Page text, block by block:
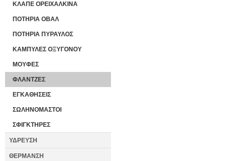
ΚΛΑΠΕ ΟΡΕΙΧΑΛΚΙΝΑ
ΠΟΤΗΡΙΑ ΟΒΑΛ
ΠΟΤΗΡΙΑ ΠΥΡΑΥΛΟΣ
ΚΑΜΠΥΛΕΣ ΟΞΥΓΟΝΟΥ
ΜΟΥΦΕΣ
ΦΛΑΝΤΖΕΣ
ΕΓΚΑΘΗΣΕΙΣ
ΣΩΛΗΝΟΜΑΣΤΟΙ
ΣΦΙΓΚΤΗΡΕΣ
ΥΔΡΕΥΣΗ
ΘΕΡΜΑΝΣΗ